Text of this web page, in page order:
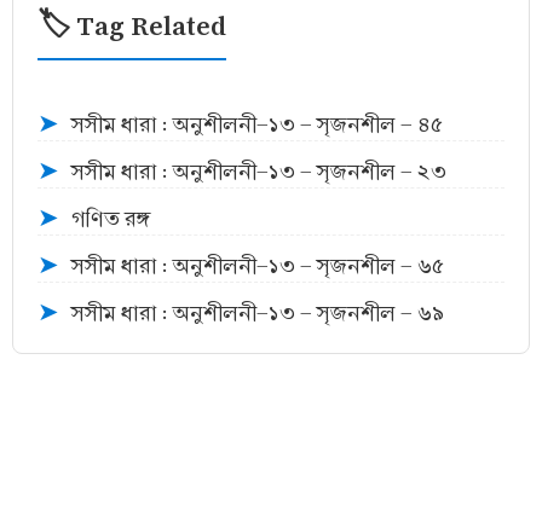
🏷️ Tag Related
➤ সসীম ধারা : অনুশীলনী-১৩ - সৃজনশীল - ৪৫
➤ সসীম ধারা : অনুশীলনী-১৩ - সৃজনশীল - ২৩
➤ গণিত রঙ্গ
➤ সসীম ধারা : অনুশীলনী-১৩ - সৃজনশীল - ৬৫
➤ সসীম ধারা : অনুশীলনী-১৩ - সৃজনশীল - ৬৯